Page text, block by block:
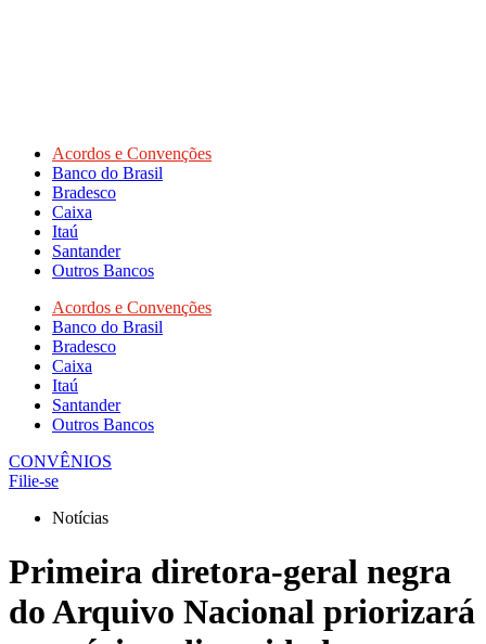
Acordos e Convenções
Banco do Brasil
Bradesco
Caixa
Itaú
Santander
Outros Bancos
Acordos e Convenções
Banco do Brasil
Bradesco
Caixa
Itaú
Santander
Outros Bancos
CONVÊNIOS
Filie-se
Notícias
Primeira diretora-geral negra
do Arquivo Nacional priorizará